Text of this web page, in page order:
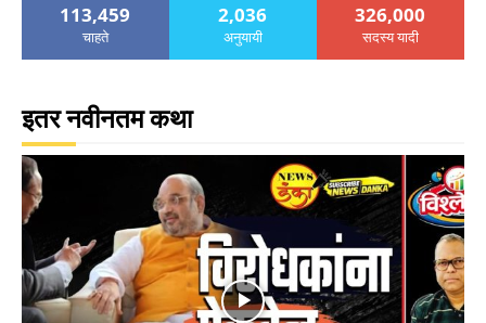
113,459
चाहते
2,036
अनुयायी
326,000
सदस्य यादी
इतर नवीनतम कथा